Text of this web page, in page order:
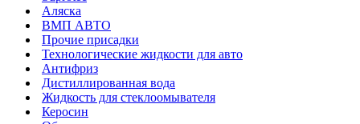
Аляска
ВМП АВТО
Прочие присадки
Технологические жидкости для авто
Антифриз
Дистиллированная вода
Жидкость для стеклоомывателя
Керосин